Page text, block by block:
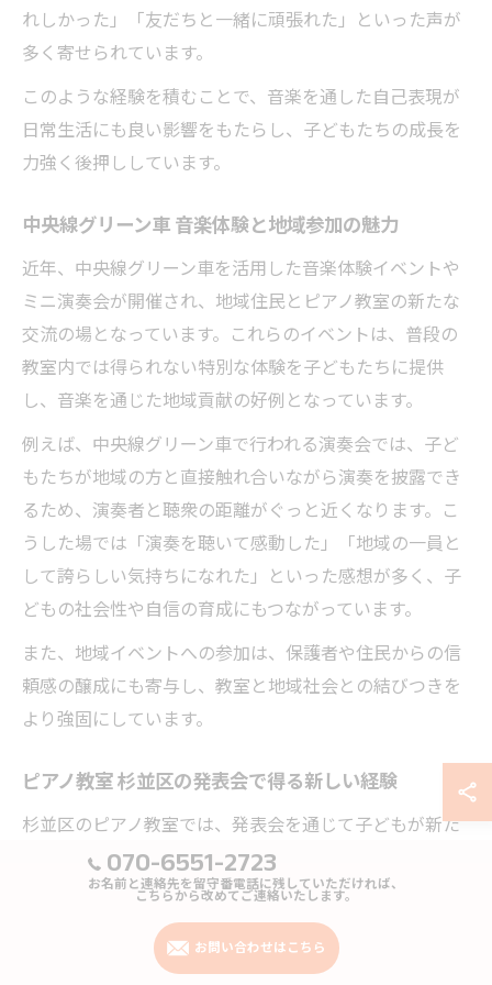
れしかった」「友だちと一緒に頑張れた」といった声が
多く寄せられています。
このような経験を積むことで、音楽を通した自己表現が
日常生活にも良い影響をもたらし、子どもたちの成長を
力強く後押ししています。
中央線グリーン車 音楽体験と地域参加の魅力
近年、中央線グリーン車を活用した音楽体験イベントや
ミニ演奏会が開催され、地域住民とピアノ教室の新たな
交流の場となっています。これらのイベントは、普段の
教室内では得られない特別な体験を子どもたちに提供
し、音楽を通じた地域貢献の好例となっています。
例えば、中央線グリーン車で行われる演奏会では、子ど
もたちが地域の方と直接触れ合いながら演奏を披露でき
るため、演奏者と聴衆の距離がぐっと近くなります。こ
うした場では「演奏を聴いて感動した」「地域の一員と
して誇らしい気持ちになれた」といった感想が多く、子
どもの社会性や自信の育成にもつながっています。
また、地域イベントへの参加は、保護者や住民からの信
頼感の醸成にも寄与し、教室と地域社会との結びつきを
より強固にしています。
ピアノ教室 杉並区の発表会で得る新しい経験
杉並区のピアノ教室では、発表会を通じて子どもが新た
な挑戦に取り組む機会が数多く提供されています。発表
会は単なる成果発表の場ではなく、準備から本番までの
過程で得られる経験こそが大きな成長となります。
例えば、曲選びや練習計画を自分で考えることで主体性
070-6551-2723
お名前と連絡先を留守番電話に残していただければ、
こちらから改めてご連絡いたします。
お問い合わせはこちら